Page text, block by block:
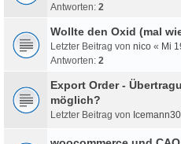
Antworten: 2
Wollte den Oxid (mal
Letzter Beitrag von nico « Mi
Antworten: 2
Export Order -
möglich?
Letzter Beitrag von